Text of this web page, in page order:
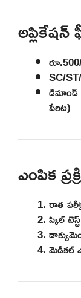
అప్లికేషన్
SC/
డిమాండ్
పేరిట)
ఎంపిక
రాత
స్కిల్
మెడికల్